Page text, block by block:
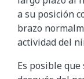
a su posición
brazo
actividad del
Es posible